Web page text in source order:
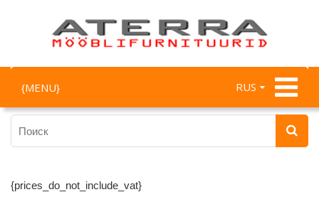
RUS
{MENU}
{prices_do_not_include_vat}